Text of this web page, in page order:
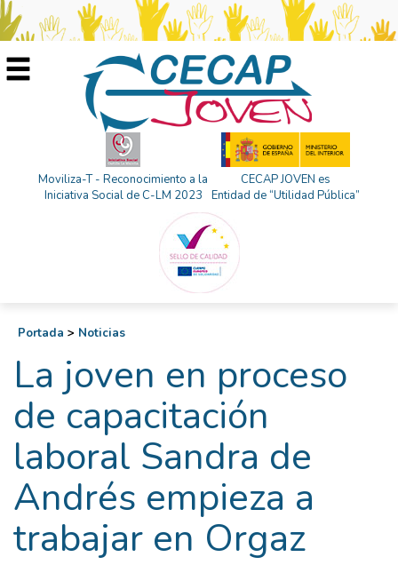
Moviliza-T - Reconocimiento a la
Iniciativa Social de C-LM 2023
CECAP JOVEN es
Entidad de “Utilidad Pública”
Portada > Noticias
La joven en proceso
de capacitación
laboral Sandra de
Andrés empieza a
trabajar en Orgaz